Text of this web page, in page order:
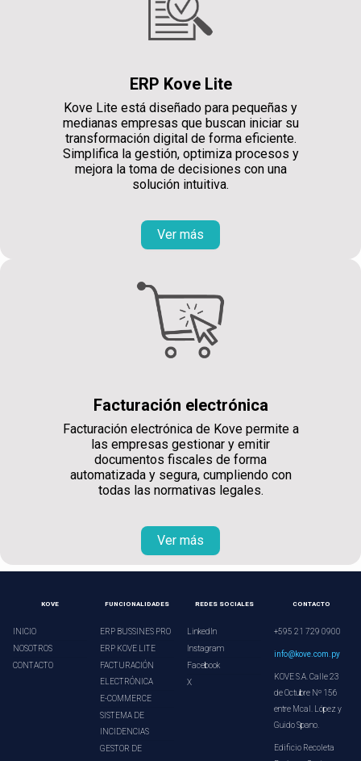
ERP Kove Lite
Kove Lite está diseñado para pequeñas y
medianas empresas que buscan iniciar su
transformación digital de forma eficiente.
Simplifica la gestión, optimiza procesos y
mejora la toma de decisiones con una
solución intuitiva.
Ver más
Facturación electrónica
Facturación electrónica de Kove permite a
las empresas gestionar y emitir
documentos fiscales de forma
automatizada y segura, cumpliendo con
todas las normativas legales.
Ver más
KOVE
INICIO
NOSOTROS
CONTACTO
FUNCIONALIDADES
ERP BUSSINES PRO
ERP KOVE LITE
FACTURACIÓN
ELECTRÓNICA
E-COMMERCE
SISTEMA DE
INCIDENCIAS
GESTOR DE
REDES SOCIALES
LinkedIn
Instagram
Facebook
X
CONTACTO
+595 21 729 0900
info@kove.com.py
KOVE S.A. Calle 23
de Octubre Nº 156
entre Mcal. López y
Guido Spano.
Edificio Recoleta